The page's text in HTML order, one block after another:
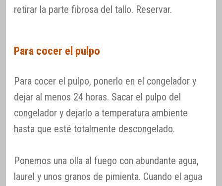
retirar la parte fibrosa del tallo. Reservar.
Para cocer el pulpo
Para cocer el pulpo, ponerlo en el congelador y
dejar al menos 24 horas. Sacar el pulpo del
congelador y dejarlo a temperatura ambiente
hasta que esté totalmente descongelado.
Ponemos una olla al fuego con abundante agua,
laurel y unos granos de pimienta. Cuando el agua